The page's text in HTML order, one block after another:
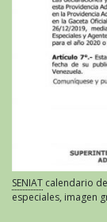
SENIAT calendario
especiales, imagen